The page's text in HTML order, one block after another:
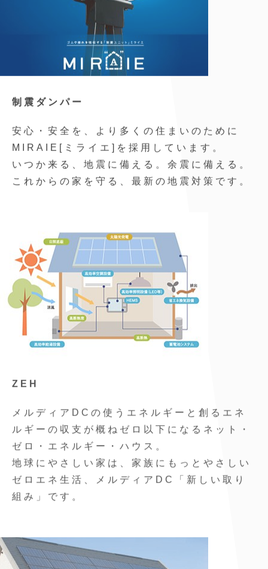
MIRAIE[ミライエ]を採用しています。
いつか来る、地震に備える。余震に備える。
これからの家を守る、最新の地震対策です。
メルディアDCの使うエネルギーと創るエネ
ゼロ・エネルギー・ハウス。
地球にやさしい家は、家族にもっとやさしい
ゼロエネ生活、メルディアDC「新しい取り
組み」です。